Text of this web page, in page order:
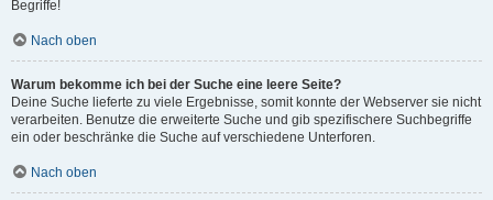
Begriffe!
Nach oben
Warum bekomme ich bei der Suche eine leere Seite?
Deine Suche lieferte zu viele Ergebnisse, somit konnte der Webserver sie nicht
verarbeiten. Benutze die erweiterte Suche und gib spezifischere Suchbegriffe
ein oder beschränke die Suche auf verschiedene Unterforen.
Nach oben